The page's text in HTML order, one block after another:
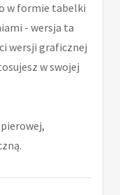
w formie tabelki
- wersja ta
wersji graficznej
w swojej